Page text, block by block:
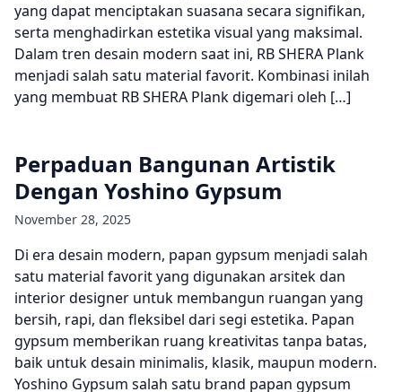
yang dapat menciptakan suasana secara signifikan,
serta menghadirkan estetika visual yang maksimal.
Dalam tren desain modern saat ini, RB SHERA Plank
menjadi salah satu material favorit. Kombinasi inilah
yang membuat RB SHERA Plank digemari oleh […]
Perpaduan Bangunan Artistik
Dengan Yoshino Gypsum
November 28, 2025
Di era desain modern, papan gypsum menjadi salah
satu material favorit yang digunakan arsitek dan
interior designer untuk membangun ruangan yang
bersih, rapi, dan fleksibel dari segi estetika. Papan
gypsum memberikan ruang kreativitas tanpa batas,
baik untuk desain minimalis, klasik, maupun modern.
Yoshino Gypsum salah satu brand papan gypsum